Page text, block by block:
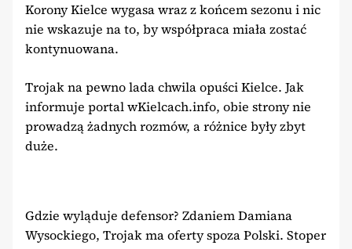
Korony Kielce wygasa wraz z końcem sezonu i nic
nie wskazuje na to, by współpraca miała zostać
kontynuowana.
Trojak na pewno lada chwila opuści Kielce. Jak
informuje portal wKielcach.info, obie strony nie
prowadzą żadnych rozmów, a różnice były zbyt
duże.
Gdzie wyląduje defensor? Zdaniem Damiana
Wysockiego, Trojak ma oferty spoza Polski. Stoper